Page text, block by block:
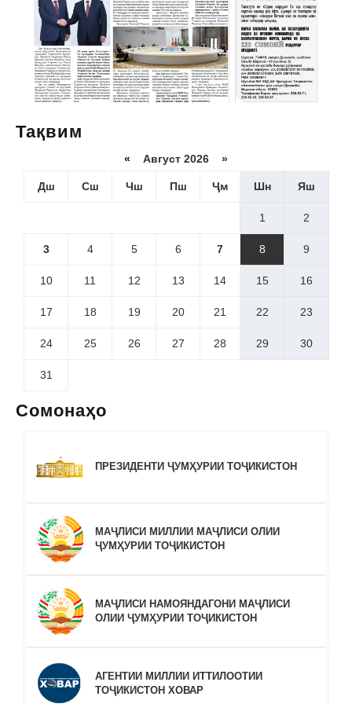
Тақвим
« Август 2026 »
Дш Сш Чш Пш Ҷм Шн Яш
1 2
3 4 5 6 7 8 9
10 11 12 13 14 15 16
17 18 19 20 21 22 23
24 25 26 27 28 29 30
31
Сомонаҳо
ПРЕЗИДЕНТИ ҶУМҲУРИИ ТОҶИКИСТОН
МАҶЛИСИ МИЛЛИИ МАҶЛИСИ ОЛИИ
ҶУМҲУРИИ ТОҶИКИСТОН
МАҶЛИСИ НАМОЯНДАГОНИ МАҶЛИСИ
ОЛИИ ҶУМҲУРИИ ТОҶИКИСТОН
АГЕНТИИ МИЛЛИИ ИТТИЛООТИИ
ТОҶИКИСТОН ХОВАР